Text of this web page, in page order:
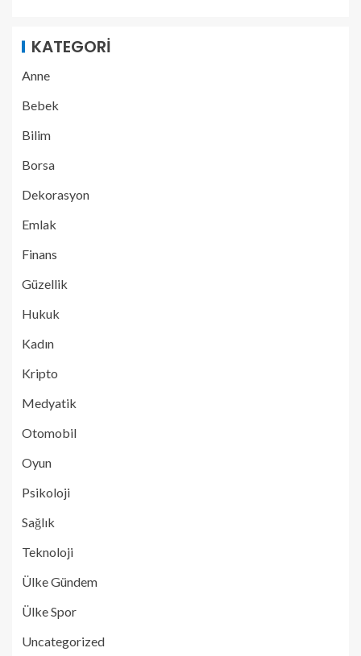
KATEGORI
Anne
Bebek
Bilim
Borsa
Dekorasyon
Emlak
Finans
Güzellik
Hukuk
Kadın
Kripto
Medyatik
Otomobil
Oyun
Psikoloji
Sağlık
Teknoloji
Ülke Gündem
Ülke Spor
Uncategorized